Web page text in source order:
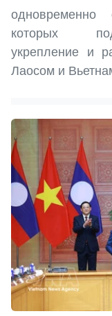
одновременно
которых
укрепление и
Лаосом и